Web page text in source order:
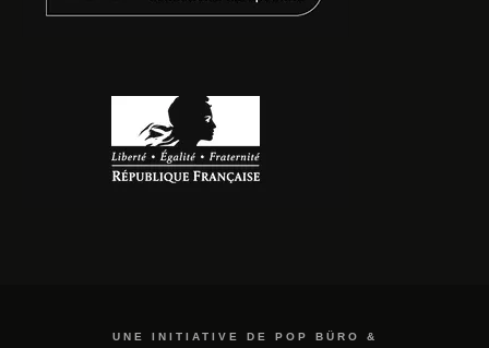
UNE INITIATIVE DE POP BÜRO &